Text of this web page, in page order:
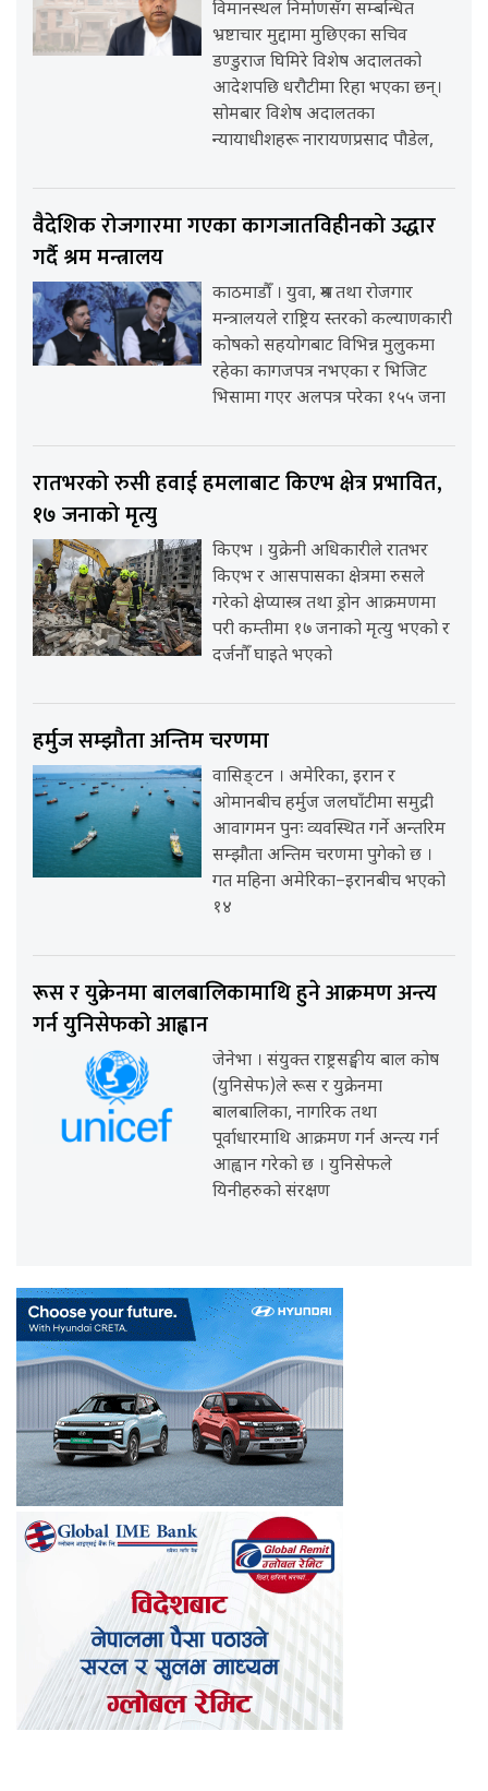
विमानस्थल निर्माणसँग सम्बन्धित
भ्रष्टाचार मुद्दामा मुछिएका सचिव
डण्डुराज घिमिरे विशेष अदालतको
आदेशपछि धरौटीमा रिहा भएका छन्।
सोमबार विशेष अदालतका
न्यायाधीशहरू नारायणप्रसाद पौडेल,
वैदेशिक रोजगारमा गएका कागजातविहीनको उद्धार
गर्दै श्रम मन्त्रालय
काठमाडौँ । युवा, श्रम तथा रोजगार
मन्त्रालयले राष्ट्रिय स्तरको कल्याणकारी
कोषको सहयोगबाट विभिन्न मुलुकमा
रहेका कागजपत्र नभएका र भिजिट
भिसामा गएर अलपत्र परेका १५५ जना
रातभरको रुसी हवाई हमलाबाट किएभ क्षेत्र प्रभावित,
१७ जनाको मृत्यु
किएभ । युक्रेनी अधिकारीले रातभर
किएभ र आसपासका क्षेत्रमा रुसले
गरेको क्षेप्यास्त्र तथा ड्रोन आक्रमणमा
परी कम्तीमा १७ जनाको मृत्यु भएको र
दर्जनौँ घाइते भएको
हर्मुज सम्झौता अन्तिम चरणमा
वासिङ्टन । अमेरिका, इरान र
ओमानबीच हर्मुज जलघाँटीमा समुद्री
आवागमन पुनः व्यवस्थित गर्ने अन्तरिम
सम्झौता अन्तिम चरणमा पुगेको छ ।
गत महिना अमेरिका–इरानबीच भएको
१४
रूस र युक्रेनमा बालबालिकामाथि हुने आक्रमण अन्त्य
गर्न युनिसेफको आह्वान
जेनेभा । संयुक्त राष्ट्रसङ्घीय बाल कोष
(युनिसेफ)ले रूस र युक्रेनमा
बालबालिका, नागरिक तथा
पूर्वाधारमाथि आक्रमण गर्न अन्त्य गर्न
आह्वान गरेको छ । युनिसेफले
यिनीहरुको संरक्षण